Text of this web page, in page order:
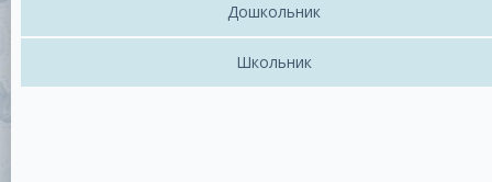
Дошкольник
Школьник